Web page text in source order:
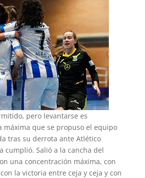
pero levantarse es
máxima que se propuso el equipo
tras su derrota ante Atlético
cumplió. Salió a la cancha del
una concentración máxima, con
la victoria entre ceja y ceja y con